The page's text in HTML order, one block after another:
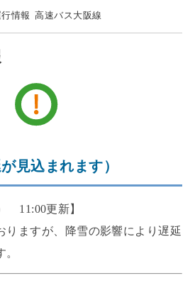
情報 高速バス大阪線
見込まれます）
11:00更新】
ますが、降雪の影響により遅延